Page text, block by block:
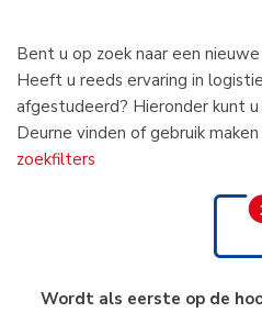
Bent u op zoek naar een
Heeft u reeds ervaring in
afgestudeerd? Hieronder kunt
Deurne vinden of gebruik
zoekfilters
Wordt als eerste op de